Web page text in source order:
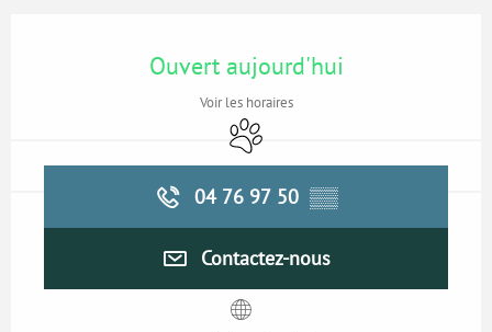
Ouvert aujourd'hui
Voir les horaires
Animaux acceptés
04 76 97 50 ▒▒
Contactez-nous